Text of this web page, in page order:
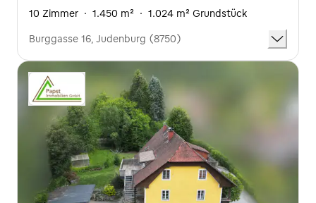
10 Zimmer · 1.450 m² · 1.024 m² Grundstück
Burggasse 16, Judenburg (8750)